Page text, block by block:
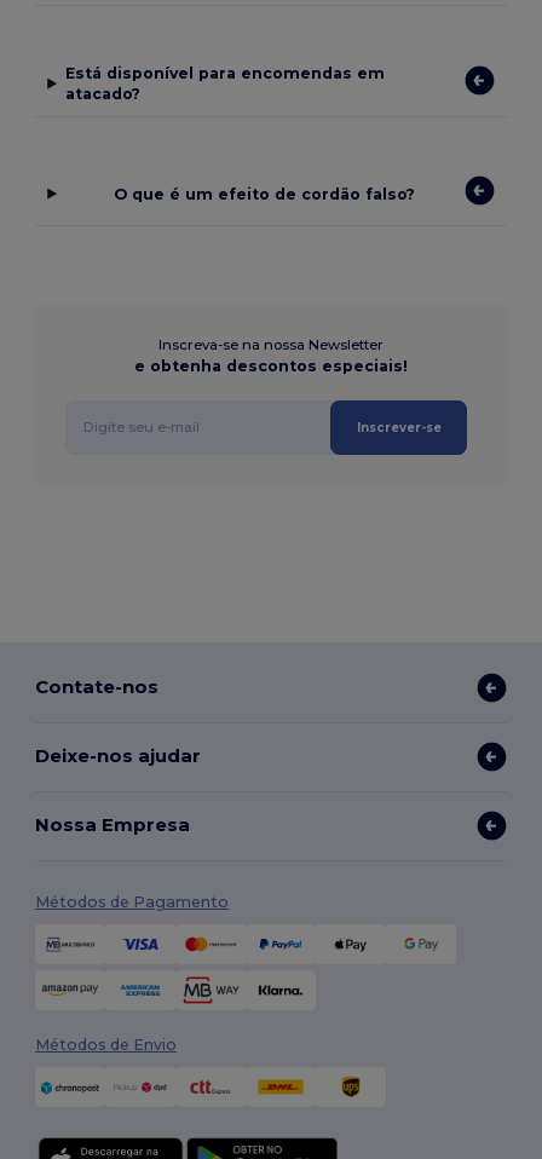
Está disponível para encomendas em
atacado?
O que é um efeito de cordão falso?
Inscreva-se na nossa Newsletter
e obtenha descontos especiais!
Inscrever-se
Contate-nos
Deixe-nos ajudar
Nossa Empresa
Métodos de Pagamento
Métodos de Envio